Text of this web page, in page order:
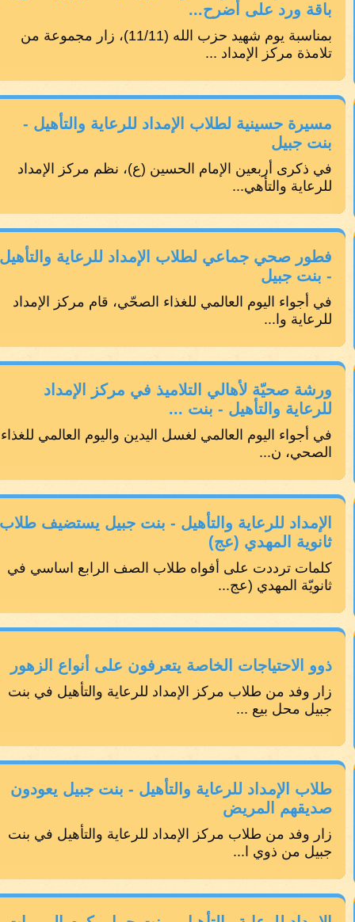
باقة ورد على أضرح...
بمناسبة يوم شهيد حزب الله (11/11)، زار مجموعة من
تلامذة مركز الإمداد ...
مسيرة حسينية لطلاب الإمداد للرعاية والتأهيل -
بنت جبيل
في ذكرى أربعين الإمام الحسين (ع)، نظم مركز الإمداد
للرعاية والتأهي...
فطور صحي جماعي لطلاب الإمداد للرعاية والتأهيل
- بنت جبيل
في أجواء اليوم العالمي للغذاء الصحّي، قام مركز الإمداد
للرعاية وا...
ورشة صحيّة لأهالي التلاميذ في مركز الإمداد
للرعاية والتأهيل - بنت ...
في أجواء اليوم العالمي لغسل اليدين واليوم العالمي للغذاء
الصحي، ن...
الإمداد للرعاية والتأهيل - بنت جبيل يستضيف طلاب
ثانوية المهدي (عج)
كلمات ترددت على أفواه طلاب الصف الرابع اساسي في
ثانويّة المهدي (عج...
ذوو الاحتياجات الخاصة يتعرفون على أنواع الزهور
زار وفد من طلاب مركز الإمداد للرعاية والتأهيل في بنت
جبيل محل بيع ...
طلاب الإمداد للرعاية والتأهيل - بنت جبيل يعودون
صديقهم المريض
زار وفد من طلاب مركز الإمداد للرعاية والتأهيل في بنت
جبيل من ذوي ا...